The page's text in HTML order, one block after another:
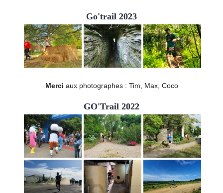
Go'trail 2023
Merci aux photographes : Tim, Max, Coco
GO'Trail 2022